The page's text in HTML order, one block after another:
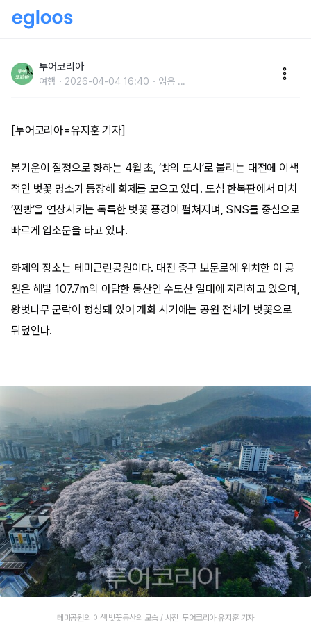
‘찐빵 벚꽃’으로 SNS 화제
투어코리아
여행 2026-04-04 16:40 읽음 ...
[투어코리아=유지훈 기자]
봄기운이 절정으로 향하는 4월 초, ‘빵의 도시’로 불리는 대전에 이색
적인 벚꽃 명소가 등장해 화제를 모으고 있다. 도심 한복판에서 마치
‘찐빵’을 연상시키는 독특한 벚꽃 풍경이 펼쳐지며, SNS를 중심으로
빠르게 입소문을 타고 있다.
화제의 장소는 테미근린공원이다. 대전 중구 보문로에 위치한 이 공
원은 해발 107.7m의 아담한 동산인 수도산 일대에 자리하고 있으며,
왕벚나무 군락이 형성돼 있어 개화 시기에는 공원 전체가 벚꽃으로
뒤덮인다.
테미공원의 이색 벚꽃동산의 모습 / 사진_투어코리아 유지훈 기자